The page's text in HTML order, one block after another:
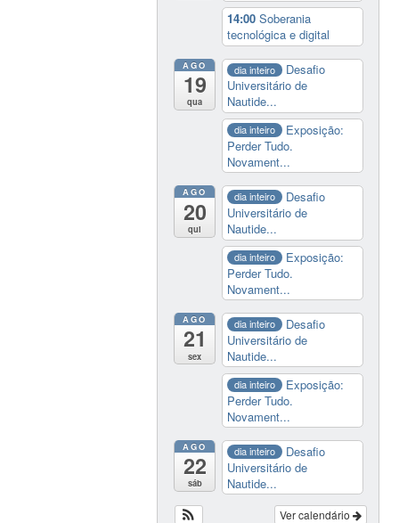
14:00Soberania
tecnológica e digital
AGO
19
qua
dia inteiro
Desafio
Universitário de
Nautide...
dia inteiro
Exposição:
Perder Tudo.
Novament...
AGO
20
qui
dia inteiro
Desafio
Universitário de
Nautide...
dia inteiro
Exposição:
Perder Tudo.
Novament...
AGO
21
sex
dia inteiro
Desafio
Universitário de
Nautide...
dia inteiro
Exposição:
Perder Tudo.
Novament...
AGO
22
sáb
dia inteiro
Desafio
Universitário de
Nautide...
Ver calendário